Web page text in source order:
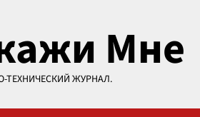
Мне
ТЕХНИЧЕСКИЙ ЖУРНАЛ.